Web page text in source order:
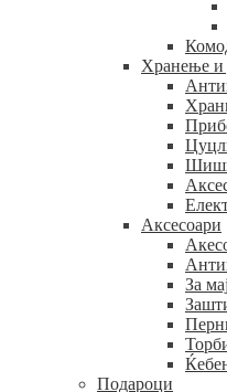
Хранење и
Аксесоари
За
Подароци